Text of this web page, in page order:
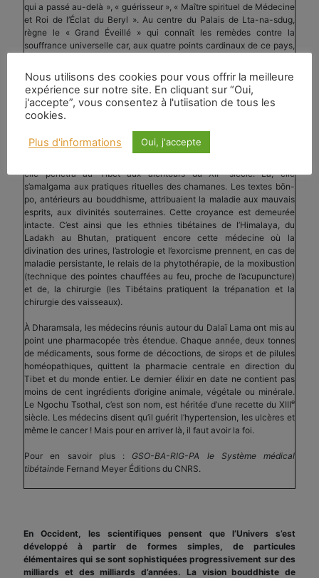
qui a passé au-delà », « guérisseur », « Maître spirituel de Médecine
et Roi de l’Éclat du Beryl ». Au centre du Palais de Lta-na-sdug,
règne le « Grand Éveillé » qui connaît les remèdes contre la
souffrance universelle car, aux quatre points cardinaux de ce pays,
l’énergie du Soleil et de la Lune, recèle les drogues à racines, à bois,
à tiges, à feuilles, à fleurs et à fruits… imprégnées du parfum de
médecine… qui guérissent les 404 sortes de maladies, apaisent les
80 000 espèces de mauvais esprits et exaucent tous les vœux. »
Originaire de l’Inde, où elle fut révélée à Bénarès au Prince Gotame
Siddartha, cinq siècles avant notre ère, la science médicale
indienne se répandit, avec le bouddhisme, sur toute l’Asie. Enrichie
elle pénétra au Tibet aux alentours du XII siècle. Là, elle
s’amalgama aux pratiques rituelles des chamanes. Les textes bön-
po, antérieurs au bouddhisme, attribuaient la maladie aux mauvais
esprits, aux divinités souterraines. Cette croyance est demeurée
intacte. C’est ainsi que les ethnies tibétaines de l’Himalaya, du
Ladakh au Bhutan, pratiquent encore cette médecine où la
divination des urines, l’astrologie et l’exorcisme prennent, en cas de
maladie persistante, le relais de la phytothérapie, de la moxibustion
(technique des pointes chauffées au feu, proche de l’acupuncture)
et de, la chirurgie (les Tibétains pratiquent la trépanation et la
chirurgie des vaisseaux).
À Dharamsala, les médecins réunis autour du Dalaï Lama ont mis au
point une pharmacopée très étendue. Chaque année, deux tonnes
de médicaments, sous forme de décoctions, de sirops et de pilules
homéopathiques, quittent la pharmacie centrale en direction du
Tibet et du monde entier. Le dernier élixir en date ne contient pas
moins de cent ingrédients d’origine animale, végétale ou minérale.
Le Ngochu Tsothal, c’est son nom, est héritée d’une recette du XIIIe
siècle. Les médecins disent qu’il guérit l’hypertension, les ulcères et
même le cancer ! Mais pour en arriver là, il faut avoir la foi.
Pour en savoir plus : GSO-BA-RIG-PA le Système médical
tibétainde Fernand Meyer Éditions du CNRS.
En Occident, les scientifiques pensent que l’Univers s’est
développé à partir de formes simples, de particules
élémentaires qui se sont sophistiquées progressivement sur des
milliards et des milliards d’années. La vision bouddhiste de
Nous utilisons des cookies pour vous offrir la meilleure
expérience sur notre site. En cliquant sur “Oui,
j'accepte”, vous consentez à l'utiisation de tous les
cookies.
Plus d'informations Oui, j'accepte